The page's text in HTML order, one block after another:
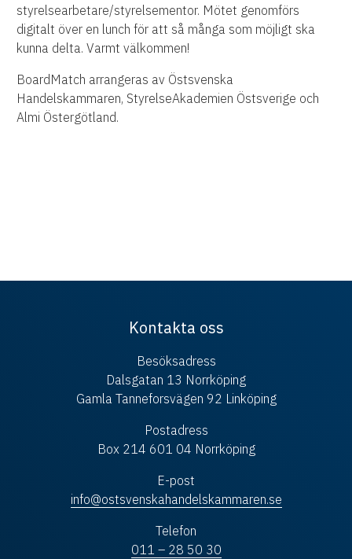
styrelsearbetare/styrelsementor. Mötet genomförs
digitalt över en lunch för att så många som möjligt ska
kunna delta. Varmt välkommen!
BoardMatch arrangeras av Östsvenska
Handelskammaren, StyrelseAkademien Östsverige och
Almi Östergötland.
Kontakta oss
Besöksadress
Dalsgatan 13 Norrköping
Gamla Tanneforsvägen 92 Linköping
Postadress
Box 214 601 04 Norrköping
E-post
info@ostsvenskahandelskammaren.se
Telefon
011 – 28 50 30